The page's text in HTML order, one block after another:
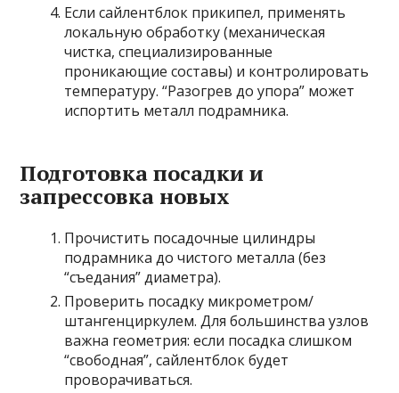
Если сайлентблок прикипел, применять
локальную обработку (механическая
чистка, специализированные
проникающие составы) и контролировать
температуру. “Разогрев до упора” может
испортить металл подрамника.
Подготовка посадки и
запрессовка новых
Прочистить посадочные цилиндры
подрамника до чистого металла (без
“съедания” диаметра).
Проверить посадку микрометром/
штангенциркулем. Для большинства узлов
важна геометрия: если посадка слишком
“свободная”, сайлентблок будет
проворачиваться.